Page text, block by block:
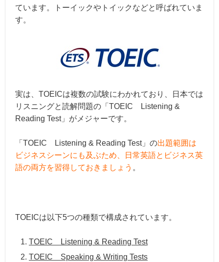
ています。トーイックやトイックなどと呼ばれていま
す。
実は、TOEICは複数の試験にわかれており、日本では
リスニングと読解問題の「TOEIC Listening &
Reading Test」がメジャーです。
「TOEIC Listening & Reading Test」の出題範囲は
ビジネスシーンにも及ぶため、日常英語とビジネス英
語の両方を習得しておきましょう 。
TOEICは以下5つの種類で構成されています。
TOEIC Listening & Reading Test
TOEIC Speaking & Writing Tests